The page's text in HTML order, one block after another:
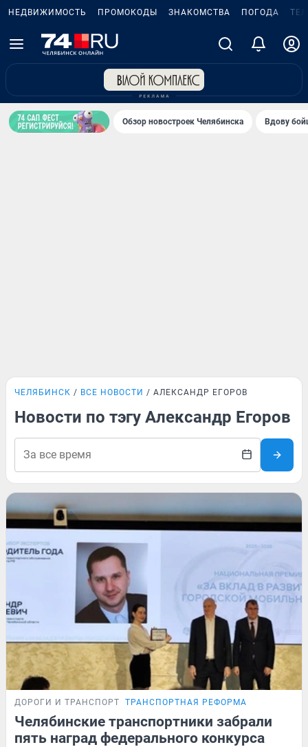
НЕДВИЖИМОСТЬ ПРОМОКОДЫ ЗНАКОМСТВА ПОГОДА
Обзор новостроек Челябинска Вдову
ЧЕЛЯБИНСК ВСЕ НОВОСТИ АЛЕКСАНДР ЕГОРОВ
Новости по тэгу Александр Егоров
ДОРОГИ И ТРАНСПОРТ ТРАНСПОРТНАЯ РЕФОРМА
Челябинские транспортники забрали
пять наград федерального конкурса